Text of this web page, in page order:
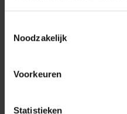
Noodzakelijk
Voorkeuren
Statistieken